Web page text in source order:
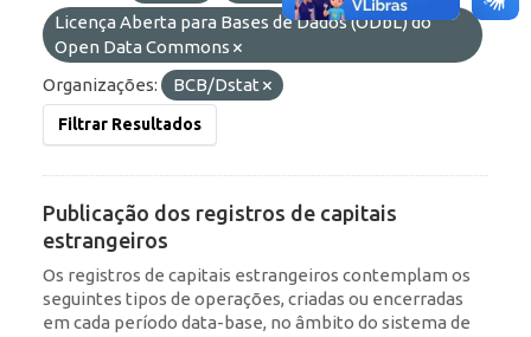
Licença Aberta para Bases de Dados (ODbL) do
Open Data Commons
Organizações:
BCB/Dstat
Filtrar Resultados
Publicação dos registros de capitais
estrangeiros
Os registros de capitais estrangeiros contemplam os
seguintes tipos de operações, criadas ou encerradas
em cada período data-base, no âmbito do sistema de